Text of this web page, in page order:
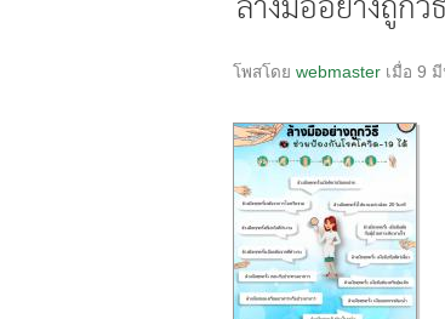
โพสโดย webmaster เมื่อ 9